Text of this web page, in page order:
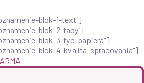
blok-1-text"]
blok-2-taby"]
blok-3-typ-papiera"]
blok-4-kvalita-spracovania"]